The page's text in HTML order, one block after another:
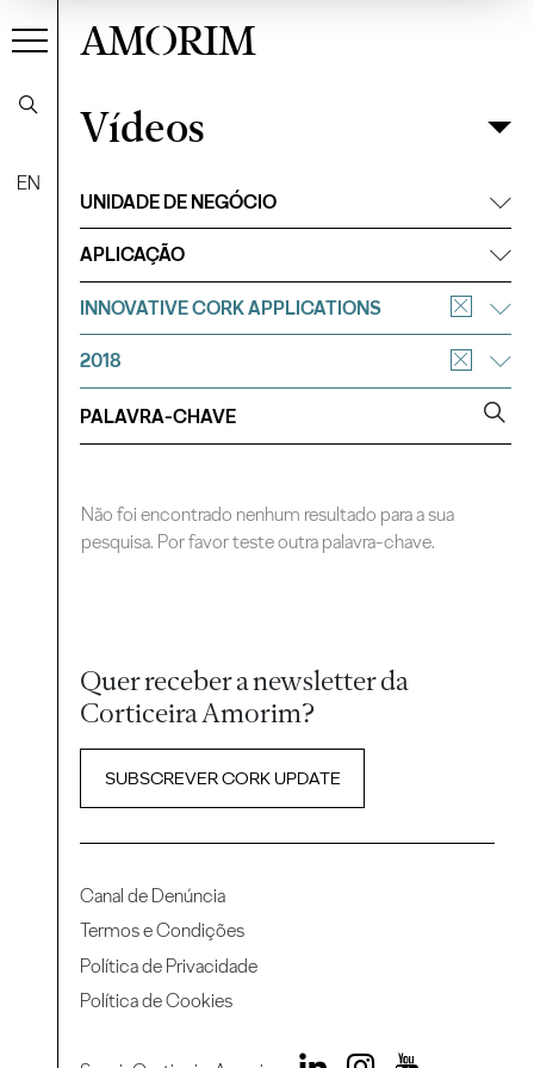
EN
AMORIM
VídeosFiltrar
Vídeos
UNIDADE DE NEGÓCIO
APLICAÇÃO
INNOVATIVE CORK APPLICATIONS
2018
Não foi encontrado nenhum resultado para a sua
pesquisa. Por favor teste outra palavra-chave.
Quer receber a newsletter da
Corticeira Amorim?
SUBSCREVER CORK UPDATE
Canal de Denúncia
Termos e Condições
Política de Privacidade
Política de Cookies